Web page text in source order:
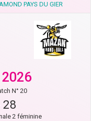
PAYS DU GIER
N° 20
28
2 féminine